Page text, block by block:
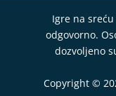
Igre na
odgovorno.
dozvoljeno
Copyright ©